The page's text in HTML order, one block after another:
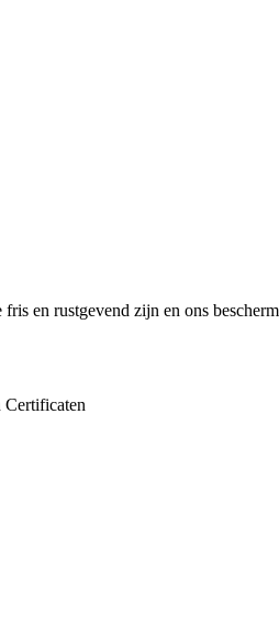
en rustgevend zijn en ons
Certificaten